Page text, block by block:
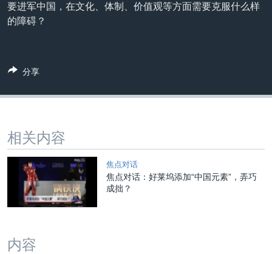
关注西藏
要进军中国，在文化、体制、价值观等方面需要克服什么样
的障碍？
分享
相关内容
焦点对话
焦点对话：好莱坞添加“中国元素”，弄巧
成拙？
内容